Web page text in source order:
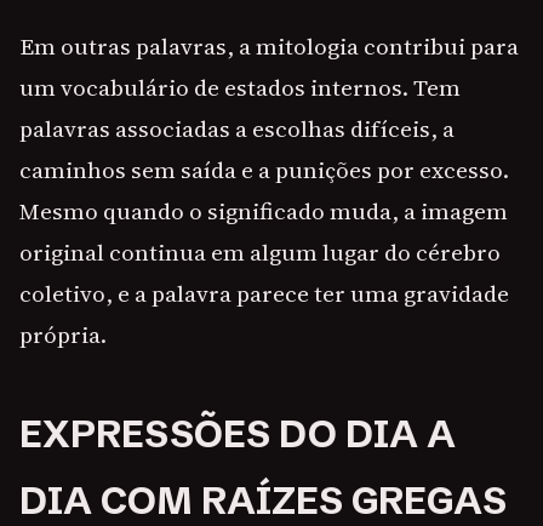
Em outras palavras, a mitologia contribui para
um vocabulário de estados internos. Tem
palavras associadas a escolhas difíceis, a
caminhos sem saída e a punições por excesso.
Mesmo quando o significado muda, a imagem
original continua em algum lugar do cérebro
coletivo, e a palavra parece ter uma gravidade
própria.
EXPRESSÕES DO DIA A
DIA COM RAÍZES GREGAS